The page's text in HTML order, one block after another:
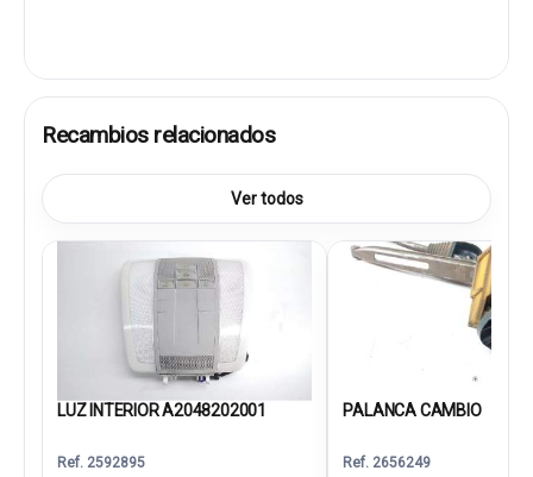
Recambios relacionados
Ver todos
LUZ INTERIOR A2048202001
Ref. 2592895
PALANCA CAMBIO
Ref. 2656249